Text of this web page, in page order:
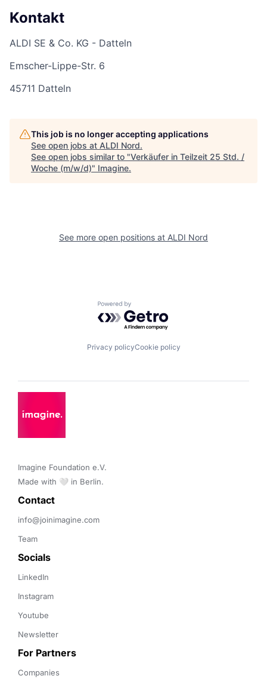
Kontakt
ALDI SE & Co. KG - Datteln
Emscher-Lippe-Str. 6
45711 Datteln
This job is no longer accepting applications
See open jobs at ALDI Nord.
See open jobs similar to "Verkäufer in Teilzeit 25 Std. /
Woche (m/w/d)" Imagine.
See more open positions at ALDI Nord
Powered by Getro.com
Privacy policyCookie policy
Imagine Foundation e.V.
Made with 🤍 in Berlin.
Contact
info@joinimagine.com
Team
Socials
LinkedIn
Instagram
Youtube
Newsletter
For Partners
Companies